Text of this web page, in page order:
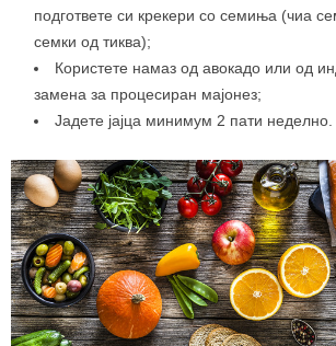
подгответе си крекери со семиња (чиа
семки од тиква);
Користете намаз од авокадо или од
замена за процесиран мајонез;
Јадете јајца минимум 2 пати неделно.